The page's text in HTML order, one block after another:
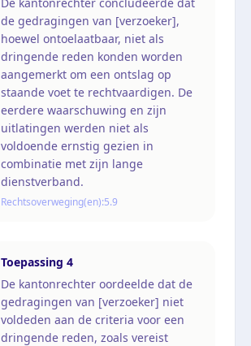
de gedragingen van [verzoeker],
hoewel ontoelaatbaar, niet als
dringende reden konden worden
aangemerkt om een ontslag op
staande voet te rechtvaardigen. De
eerdere waarschuwing en zijn
uitlatingen werden niet als
voldoende ernstig gezien in
combinatie met zijn lange
dienstverband.
Rechtsoverweging(en):5.9
Toepassing 4
De kantonrechter oordeelde dat de
gedragingen van [verzoeker] niet
voldeden aan de criteria voor een
dringende reden, zoals vereist